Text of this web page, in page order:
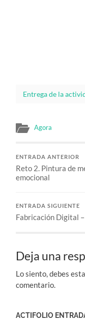
Entrega de la
Agora
ENTRADA ANTERIOR
Reto 2. Pintura de
emocional
ENTRADA SIGUIENTE
Fabricación Digital
Deja una
Lo siento, debes
comentario.
ACTIFOLIO